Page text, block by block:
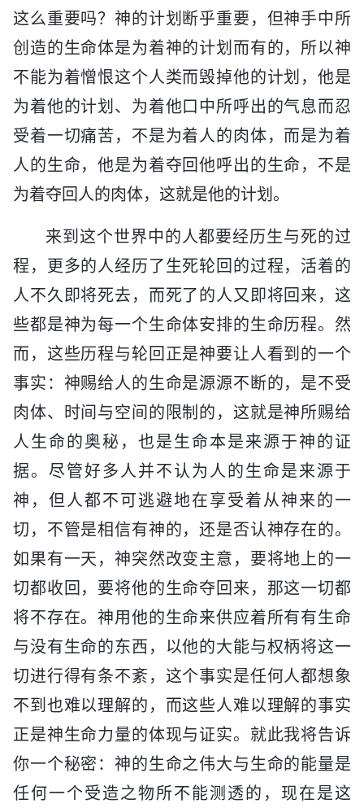
这么重要吗？神的计划断乎重要，但神手中所
创造的生命体是为着神的计划而有的，所以神
不能为着憎恨这个人类而毁掉他的计划，他是
为着他的计划、为着他口中所呼出的气息而忍
受着一切痛苦，不是为着人的肉体，而是为着
人的生命，他是为着夺回他呼出的生命，不是
为着夺回人的肉体，这就是他的计划。
来到这个世界中的人都要经历生与死的过
程，更多的人经历了生死轮回的过程，活着的
人不久即将死去，而死了的人又即将回来，这
些都是神为每一个生命体安排的生命历程。然
而，这些历程与轮回正是神要让人看到的一个
事实：神赐给人的生命是源源不断的，是不受
肉体、时间与空间的限制的，这就是神所赐给
人生命的奥秘，也是生命本是来源于神的证
据。尽管好多人并不认为人的生命是来源于
神，但人都不可逃避地在享受着从神来的一
切，不管是相信有神的，还是否认神存在的。
如果有一天，神突然改变主意，要将地上的一
切都收回，要将他的生命夺回来，那这一切都
将不存在。神用他的生命来供应着所有有生命
与没有生命的东西，以他的大能与权柄将这一
切进行得有条不紊，这个事实是任何人都想象
不到也难以理解的，而这些人难以理解的事实
正是神生命力量的体现与证实。就此我将告诉
你一个秘密：神的生命之伟大与生命的能量是
任何一个受造之物所不能测透的，现在是这